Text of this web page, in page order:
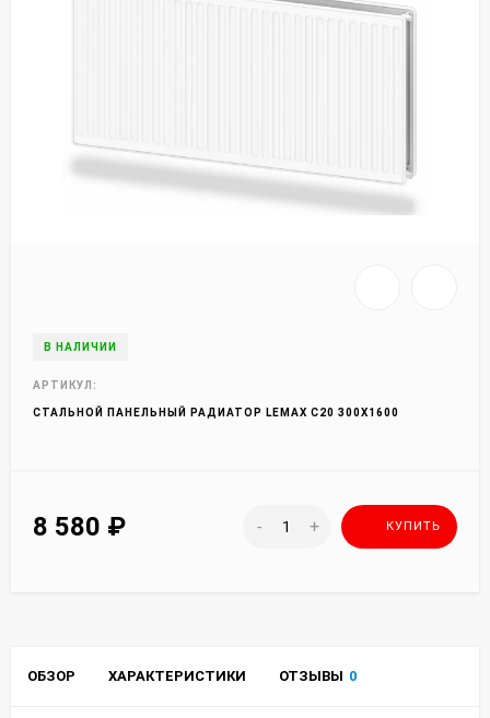
В НАЛИЧИИ
АРТИКУЛ:
СТАЛЬНОЙ ПАНЕЛЬНЫЙ РАДИАТОР LEMAX C20 300Х1600
8 580 ₽ - + КУПИТЬ
ОБЗОР ХАРАКТЕРИСТИКИ ОТЗЫВЫ 0